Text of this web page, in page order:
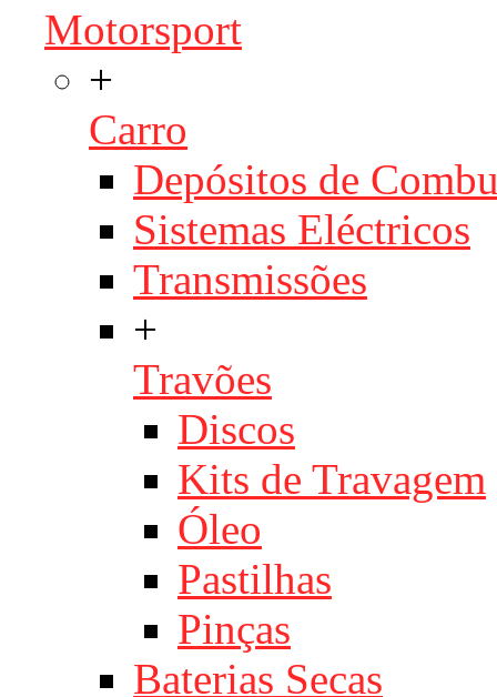
Motorsport
+
Carro
Depósitos de
Sistemas Eléctricos
Transmissões
+
Travões
Discos
Kits de Travagem
Óleo
Pastilhas
Pinças
Baterias Secas